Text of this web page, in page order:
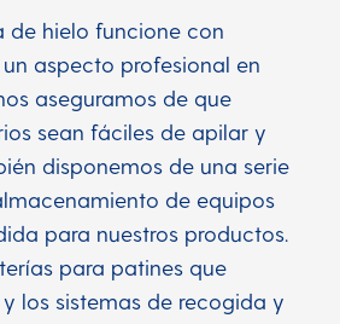
de hielo funcione con
aspecto profesional en
aseguramos de que
sean fáciles de apilar y
disponemos de una serie
de equipos
para nuestros productos.
para patines que
los sistemas de recogida y